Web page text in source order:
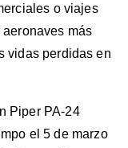
o viajes
más
vidas perdidas en
Piper PA-24
el 5 de marzo